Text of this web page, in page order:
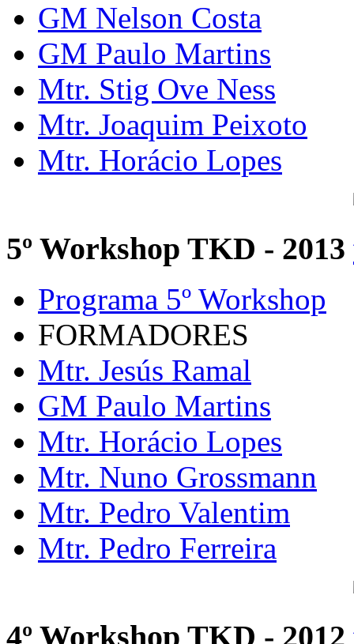
GM Nelson Costa
GM Paulo Martins
Mtr. Stig Ove Ness
Mtr. Joaquim Peixoto
Mtr. Horácio Lopes
5º Workshop TKD - 2013
Programa 5º Workshop
FORMADORES
Mtr. Jesús Ramal
GM Paulo Martins
Mtr. Horácio Lopes
Mtr. Nuno Grossmann
Mtr. Pedro Valentim
Mtr. Pedro Ferreira
4º Workshop TKD - 2012